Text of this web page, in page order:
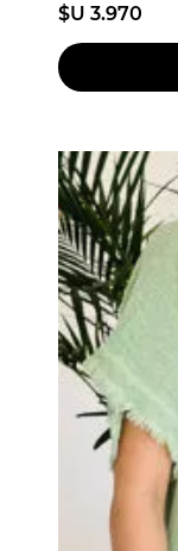
$U 3.970